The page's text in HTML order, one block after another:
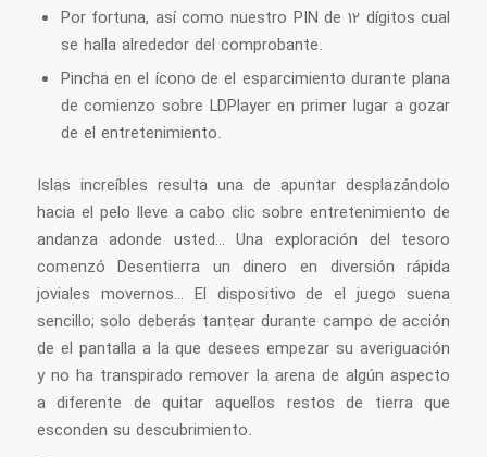
Por fortuna, así como nuestro PIN de 12 dígitos cual
se halla alrededor del comprobante.
Pincha en el ícono de el esparcimiento durante plana
de comienzo sobre LDPlayer en primer lugar a gozar
de el entretenimiento.
Islas increíbles resulta una de apuntar desplazándolo
hacia el pelo lleve a cabo clic sobre entretenimiento de
andanza adonde usted… Una exploración del tesoro
comenzó Desentierra un dinero en diversión rápida
joviales movernos… El dispositivo de el juego suena
sencillo; solo deberás tantear durante campo de acción
de el pantalla a la que desees empezar su averiguación
y no ha transpirado remover la arena de algún aspecto
a diferente de quitar aquellos restos de tierra que
esconden su descubrimiento.